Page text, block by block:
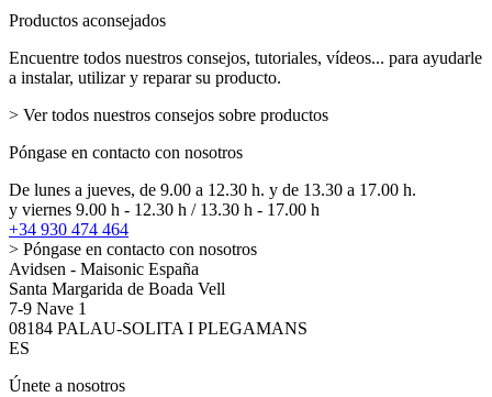
Productos aconsejados
Encuentre todos nuestros consejos, tutoriales, vídeos... para ayudarle
a instalar, utilizar y reparar su producto.
> Ver todos nuestros consejos sobre productos
Póngase en contacto con nosotros
De lunes a jueves, de 9.00 a 12.30 h. y de 13.30 a 17.00 h.
y viernes 9.00 h - 12.30 h / 13.30 h - 17.00 h
+34 930 474 464
> Póngase en contacto con nosotros
Avidsen - Maisonic España
Santa Margarida de Boada Vell
7-9 Nave 1
08184 PALAU-SOLITA I PLEGAMANS
ES
Únete a nosotros